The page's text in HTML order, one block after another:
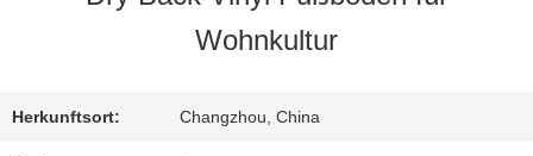
WERKSBESICHTIGUNG
Wohnkultur
Herkunftsort: Changzhou, China